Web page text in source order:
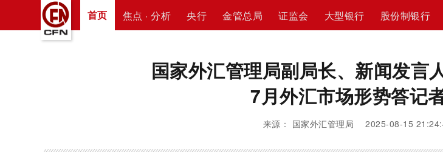
首页 焦点 · 分析 央行 金管总局 证监会 大型银行 股份制银行
国家外汇管理局副局长、新闻发言
7月外汇市场形势答记
来源： 国家外汇管理局 2025-08-15